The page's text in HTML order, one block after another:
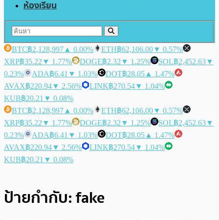
ห้องเรียน
BTC฿2,128,997 ▲ 0.00% ETH฿62,106.00▼ 0.57%
XRP฿35.22 ▼ 1.77% DOGE฿2.32 ▼ 1.25% SOL฿2,452.63▼
0.23%
ADA฿6.41 ▼ 1.03% DOT฿28.05 ▲ 1.47%
AVAX฿220.94▼ 2.56% LINK฿270.54▼ 1.04%
KUB฿20.21 ▼ 0.08%
BTC฿2,128,997 ▲ 0.00% ETH฿62,106.00▼ 0.57%
XRP฿35.22 ▼ 1.77% DOGE฿2.32 ▼ 1.25% SOL฿2,452.63▼
0.23%
ADA฿6.41 ▼ 1.03% DOT฿28.05 ▲ 1.47%
AVAX฿220.94▼ 2.56% LINK฿270.54▼ 1.04%
KUB฿20.21 ▼ 0.08%
ป้ายกำกับ:fake